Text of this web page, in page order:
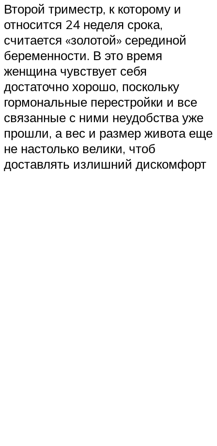
Второй триместр, к которому и
относится 24 неделя срока,
считается «золотой» серединой
беременности. В это время
женщина чувствует себя
достаточно хорошо, поскольку
гормональные перестройки и все
связанные с ними неудобства уже
прошли, а вес и размер живота еще
не настолько велики, чтоб
доставлять излишний дискомфорт